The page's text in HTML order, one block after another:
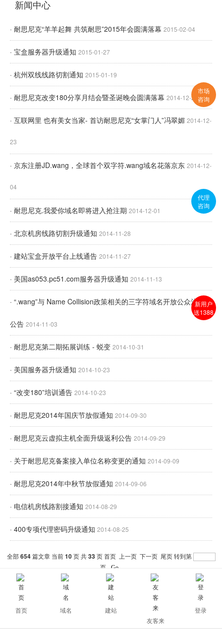
新闻中心
· 耐思尼克“羊羊起舞 共筑耐思”2015年会圆满落幕 2015-02-04
· 宝盒服务器升级通知 2015-01-27
· 杭州双线线路切割通知 2015-01-19
· 耐思尼克改变180分享月结会暨圣诞晚会圆满落幕 2014-12-26
· 互联网里 也有美女当家- 首访耐思尼克“女掌门人”冯翠媚 2014-12-
23
· 京东注册JD.wang，全球首个双字符.wang域名花落京东 2014-12-
04
· 耐思尼克.我爱你域名即将进入抢注期 2014-12-01
· 北京机房线路切割升级通知 2014-11-28
· 建站宝盒开放平台上线通告 2014-11-27
· 美国as053.pc51.com服务器升级通知 2014-11-13
· “.wang”与 Name Collision政策相关的三字符域名开放公众注册的
公告 2014-11-03
· 耐思尼克第二期拓展训练 - 蜕变 2014-10-31
· 美国服务器升级通知 2014-10-23
· “改变180”培训通告 2014-10-23
· 耐思尼克2014年国庆节放假通知 2014-09-30
· 耐思尼克云虚拟主机全面升级返利公告 2014-09-29
· 关于耐思尼克备案接入单位名称变更的通知 2014-09-09
· 耐思尼克2014年中秋节放假通知 2014-09-06
· 电信机房线路割接通知 2014-08-29
· 400专项代理密码升级通知 2014-08-25
全部654篇文章 当前10页 共33页首页 上一页 下一页 尾页转到第
页
56
首页 域名
建站
友客来
登录
市场
咨询
代理
咨询
新用户
送1388